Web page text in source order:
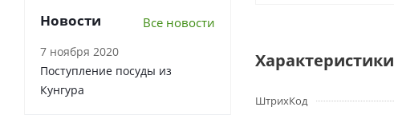
Характеристики
ШтрихКод
Новости Все новости
7 ноября 2020
Поступление посуды из
Кунгура